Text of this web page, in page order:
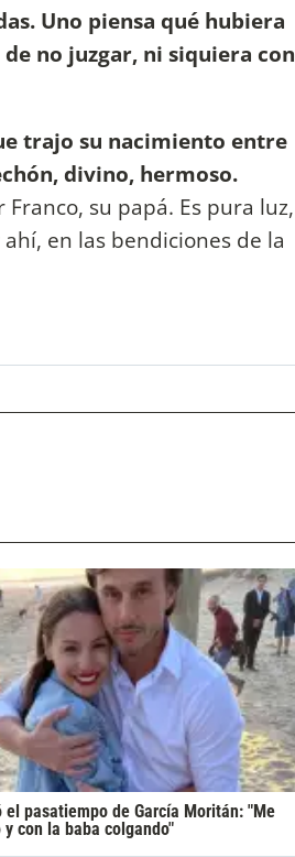
Uno piensa qué hubiera
no juzgar, ni siquiera con
trajo su nacimiento entre
divino, hermoso.
su papá. Es pura luz,
en las bendiciones de la
el pasatiempo de García Moritán: "Me
con la baba colgando"